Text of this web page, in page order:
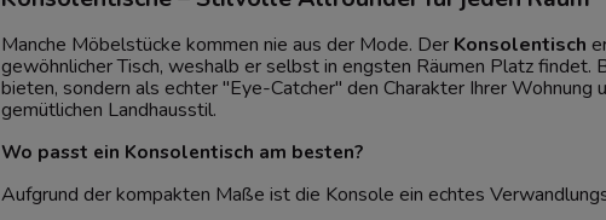
Manche Möbelstücke kommen nie aus der Mode. Der Konsolentisch
gewöhnlicher Tisch, weshalb er selbst in engsten Räumen Platz findet.
bieten, sondern als echter "Eye-Catcher" den Charakter Ihrer
gemütlichen Landhausstil.
Wo passt ein Konsolentisch am besten?
Aufgrund der kompakten Maße ist die Konsole ein echtes